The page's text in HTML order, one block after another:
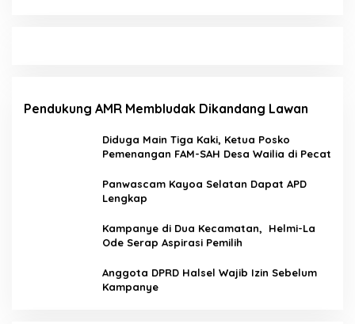
Pendukung AMR Membludak Dikandang Lawan
Diduga Main Tiga Kaki, Ketua Posko
Pemenangan FAM-SAH Desa Wailia di Pecat
Panwascam Kayoa Selatan Dapat APD
Lengkap
Kampanye di Dua Kecamatan, Helmi-La
Ode Serap Aspirasi Pemilih
Anggota DPRD Halsel Wajib Izin Sebelum
Kampanye